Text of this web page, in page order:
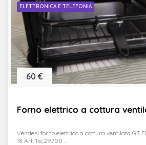
ELETTRONICA E TELEFONIA
Forno elettrico a cottura
60 €
Vendesi forno elettrico a cottura ventilata G3
18 Art. 1xc29700 ...